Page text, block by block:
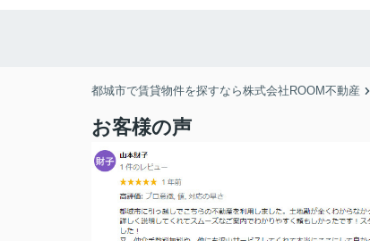
都城市で賃貸物件を探すなら株式会社ROOM不動産
お客様の声